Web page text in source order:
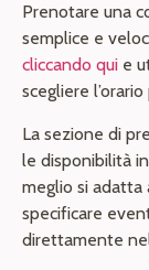
Prenotare una
semplice e
cliccando qui e
scegliere
La sezione di
le disponibilità
meglio si adatta
specificare
direttamente